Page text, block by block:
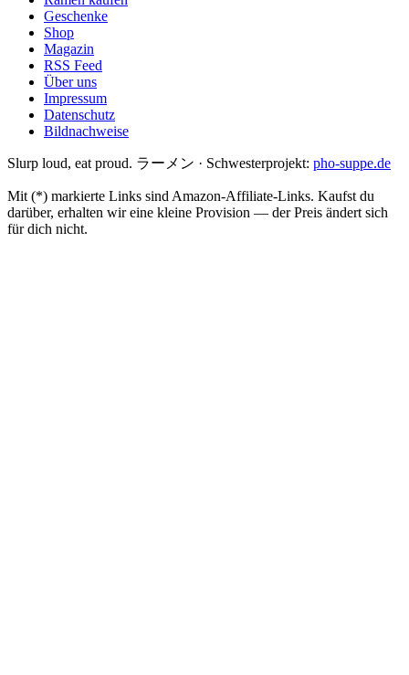
Geschenke
Shop
Magazin
RSS Feed
Über uns
Impressum
Datenschutz
Bildnachweise
Slurp loud, eat proud. ラーメン · Schwesterprojekt: pho-suppe.de
Mit (*) markierte Links sind Amazon-Affiliate-Links. Kaufst du
darüber, erhalten wir eine kleine Provision — der Preis ändert sich
für dich nicht.